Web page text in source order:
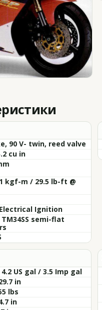
90 V- twin, reed valve
cu in
kgf-m / 29.5 lb-ft @
Ignition
semi-flat
US gal / 3.5 Imp gal
in
lbs
in